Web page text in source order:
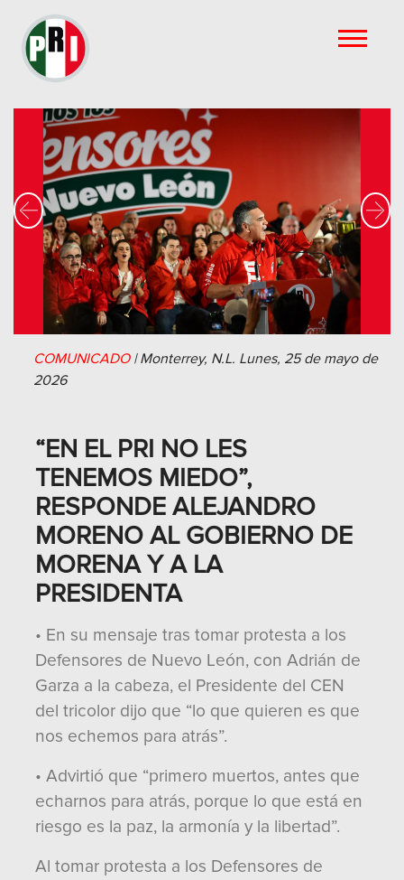
Previous Next
COMUNICADO|Monterrey, N.L. Lunes, 25 de mayo de
2026
“EN EL PRI NO LES
TENEMOS MIEDO”,
RESPONDE ALEJANDRO
MORENO AL GOBIERNO DE
MORENA Y A LA
PRESIDENTA
• En su mensaje tras tomar protesta a los
Defensores de Nuevo León, con Adrián de
Garza a la cabeza, el Presidente del CEN
del tricolor dijo que “lo que quieren es que
nos echemos para atrás”.
• Advirtió que “primero muertos, antes que
echarnos para atrás, porque lo que está en
riesgo es la paz, la armonía y la libertad”.
Al tomar protesta a los Defensores de